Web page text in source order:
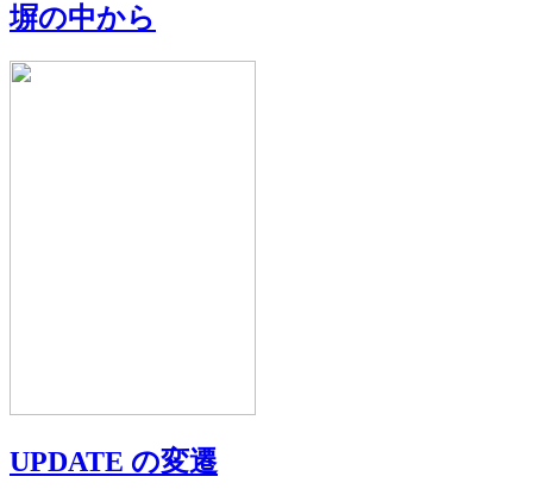
塀の中から
UPDATE の変遷